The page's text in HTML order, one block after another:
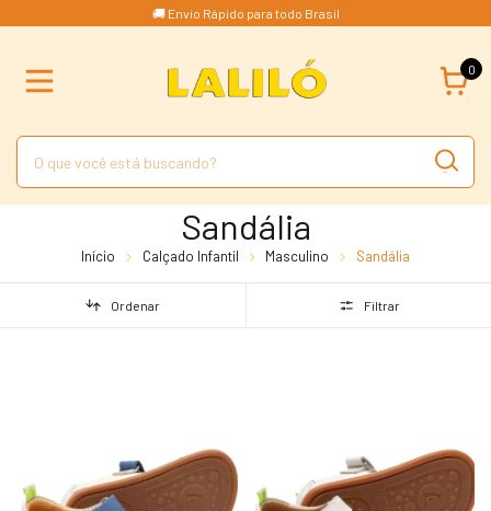
🚚 Envio Rápido para todo Brasil
0
Sandália
Início Calçado Infantil Masculino Sandália
Ordenar Filtrar